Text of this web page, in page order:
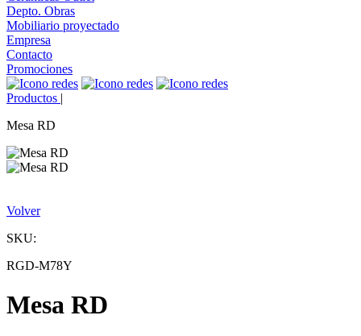
Depto. Obras
Mobiliario proyectado
Empresa
Contacto
Promociones
Productos |
Mesa RD
Volver
SKU:
RGD-M78Y
Mesa RD